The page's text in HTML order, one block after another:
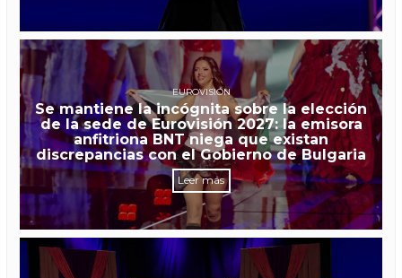
EUROVISIÓN
Se mantiene la incógnita sobre la elección
de la sede de Eurovisión 2027: la emisora
anfitriona BNT niega que existan
discrepancias con el Gobierno de Bulgaria
Leer más